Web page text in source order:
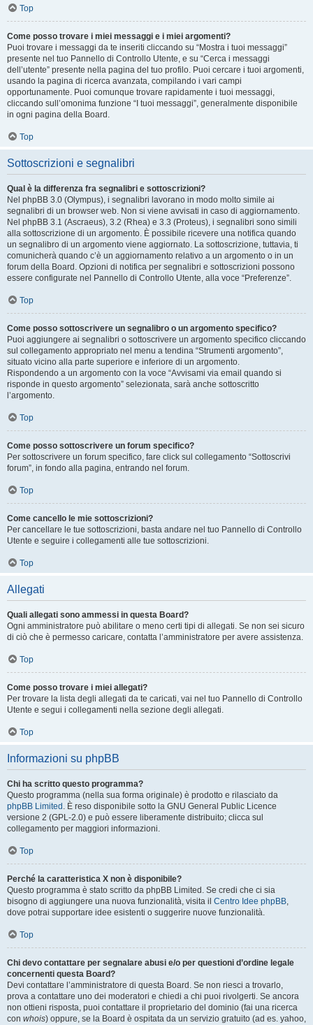
Top
Come posso trovare i miei messaggi e i miei argomenti?
Puoi trovare i messaggi da te inseriti cliccando su “Mostra i tuoi messaggi”
presente nel tuo Pannello di Controllo Utente, e su “Cerca i messaggi
dell’utente” presente nella pagina del tuo profilo. Puoi cercare i tuoi argomenti,
usando la pagina di ricerca avanzata, compilando i vari campi
opportunamente. Puoi comunque trovare rapidamente i tuoi messaggi,
cliccando sull’omonima funzione “I tuoi messaggi”, generalmente disponibile
in ogni pagina della Board.
Top
Sottoscrizioni e segnalibri
Qual è la differenza fra segnalibri e sottoscrizioni?
Nel phpBB 3.0 (Olympus), i segnalibri lavorano in modo molto simile ai
segnalibri di un browser web. Non si viene avvisati in caso di aggiornamento.
Nel phpBB 3.1 (Ascraeus), 3.2 (Rhea) e 3.3 (Proteus), i segnalibri sono simili
alla sottoscrizione di un argomento. È possibile ricevere una notifica quando
un segnalibro di un argomento viene aggiornato. La sottoscrizione, tuttavia, ti
comunicherà quando c’è un aggiornamento relativo a un argomento o in un
forum della Board. Opzioni di notifica per segnalibri e sottoscrizioni possono
essere configurate nel Pannello di Controllo Utente, alla voce “Preferenze”.
Top
Come posso sottoscrivere un segnalibro o un argomento specifico?
Puoi aggiungere ai segnalibri o sottoscrivere un argomento specifico cliccando
sul collegamento appropriato nel menu a tendina “Strumenti argomento”,
situato vicino alla parte superiore e inferiore di un argomento.
Rispondendo a un argomento con la voce “Avvisami via email quando si
risponde in questo argomento” selezionata, sarà anche sottoscritto
l’argomento.
Top
Come posso sottoscrivere un forum specifico?
Per sottoscrivere un forum specifico, fare click sul collegamento “Sottoscrivi
forum”, in fondo alla pagina, entrando nel forum.
Top
Come cancello le mie sottoscrizioni?
Per cancellare le tue sottoscrizioni, basta andare nel tuo Pannello di Controllo
Utente e seguire i collegamenti alle tue sottoscrizioni.
Top
Allegati
Quali allegati sono ammessi in questa Board?
Ogni amministratore può abilitare o meno certi tipi di allegati. Se non sei sicuro
di ciò che è permesso caricare, contatta l’amministratore per avere assistenza.
Top
Come posso trovare i miei allegati?
Per trovare la lista degli allegati da te caricati, vai nel tuo Pannello di Controllo
Utente e segui i collegamenti nella sezione degli allegati.
Top
Informazioni su phpBB
Chi ha scritto questo programma?
Questo programma (nella sua forma originale) è prodotto e rilasciato da
phpBB Limited . È reso disponibile sotto la GNU General Public Licence
versione 2 (GPL-2.0) e può essere liberamente distribuito; clicca sul
collegamento per maggiori informazioni.
Top
Perché la caratteristica X non è disponibile?
Questo programma è stato scritto da phpBB Limited. Se credi che ci sia
bisogno di aggiungere una nuova funzionalità, visita il Centro Idee phpBB,
dove potrai supportare idee esistenti o suggerire nuove funzionalità.
Top
Chi devo contattare per segnalare abusi e/o per questioni d’ordine legale
concernenti questa Board?
Devi contattare l’amministratore di questa Board. Se non riesci a trovarlo,
prova a contattare uno dei moderatori e chiedi a chi puoi rivolgerti. Se ancora
non ottieni risposta, puoi contattare il proprietario del dominio (fai una ricerca
con whois) oppure, se la Board è ospitata da un servizio gratuito (ad es. yahoo,